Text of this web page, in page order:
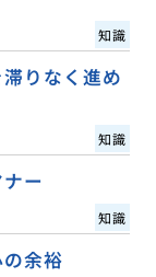
知識
りなく進め
知識
ー
知識
余裕